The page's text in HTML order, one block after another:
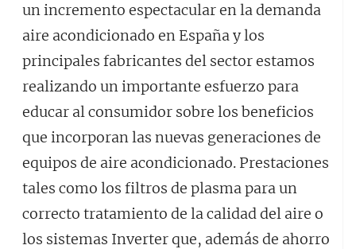
un incremento espectacular en la demanda
aire acondicionado en España y los
principales fabricantes del sector estamos
realizando un importante esfuerzo para
educar al consumidor sobre los beneficios
que incorporan las nuevas generaciones de
equipos de aire acondicionado. Prestaciones
tales como los filtros de plasma para un
correcto tratamiento de la calidad del aire o
los sistemas Inverter que, además de ahorro